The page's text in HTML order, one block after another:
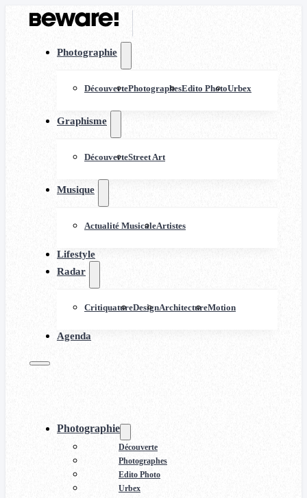
Photographie
DécouvertePhotographesEdito PhotoUrbex
Graphisme
DécouverteStreet Art
Musique
Actualité MusicaleArtistes
Lifestyle
Radar
CritiquatureDesignArchitectureMotion
Agenda
Photographie
Découverte
Photographes
Edito Photo
Urbex